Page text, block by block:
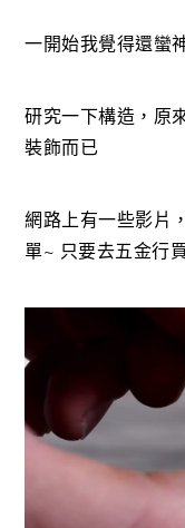
一開始我覺得還蠻
研究一下構造，原
裝飾而已
網路上有一些影片
單~ 只要去五金行